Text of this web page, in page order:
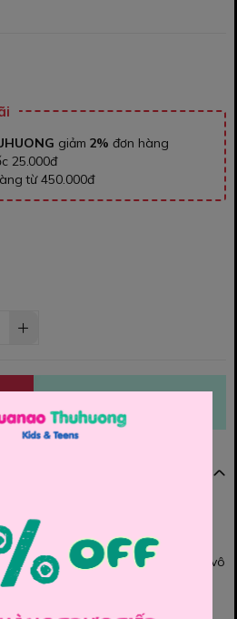
giảm 2% đơn hàng
25.000đ
từ 450.000đ
co dãn, thấm hút mồ hôi tốt mang
mặc rất thời trang tạo phong cách vô